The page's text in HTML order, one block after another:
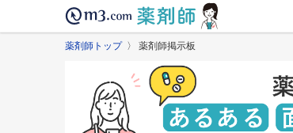
薬剤師トップ〉 薬剤師掲示板